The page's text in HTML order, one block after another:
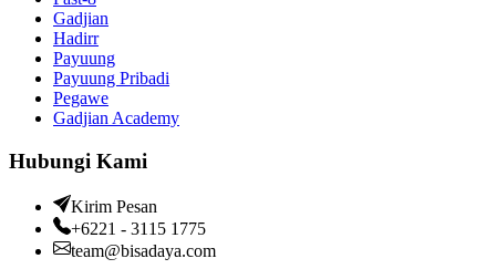
Gadjian
Hadirr
Payuung
Payuung Pribadi
Pegawe
Gadjian Academy
Hubungi Kami
Kirim Pesan
+6221 - 3115 1775
team@bisadaya.com